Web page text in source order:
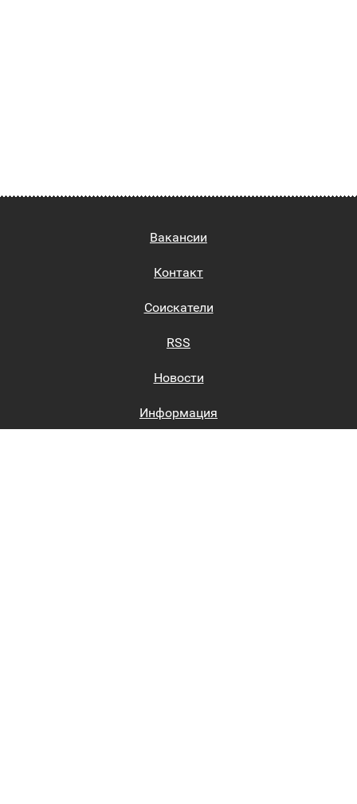
Вакансии
Контакт
Соискатели
RSS
Новости
Информация